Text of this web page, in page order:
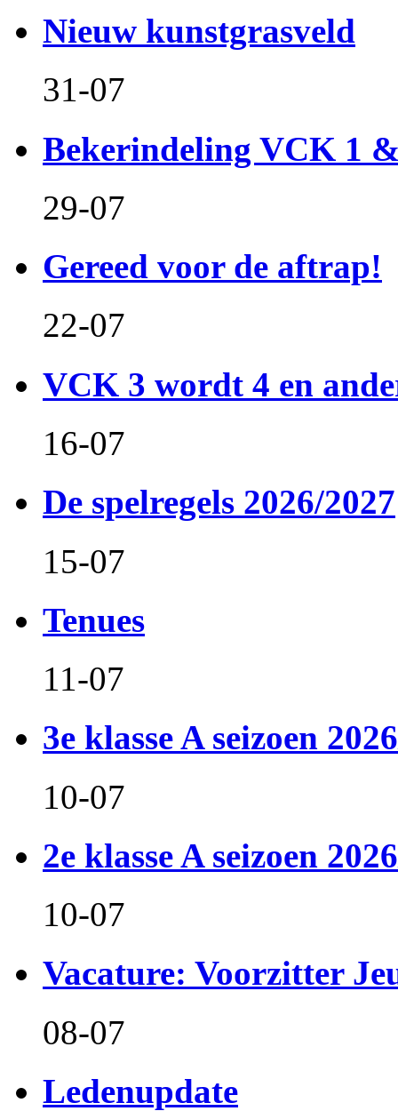
Nieuw kunstgrasveld
31-07
Bekerindeling VCK 1
29-07
Gereed voor de aftrap!
22-07
VCK 3 wordt 4 en
16-07
De spelregels 2026/2027
15-07
Tenues
11-07
3e klasse A seizoen
10-07
2e klasse A seizoen
10-07
Vacature: Voorzitter
08-07
Ledenupdate